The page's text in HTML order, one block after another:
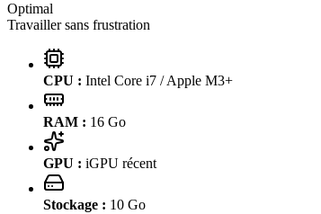
Optimal
Travailler sans frustration
CPU : Intel Core i7 / Apple M3+
RAM : 16 Go
GPU : iGPU récent
Stockage : 10 Go